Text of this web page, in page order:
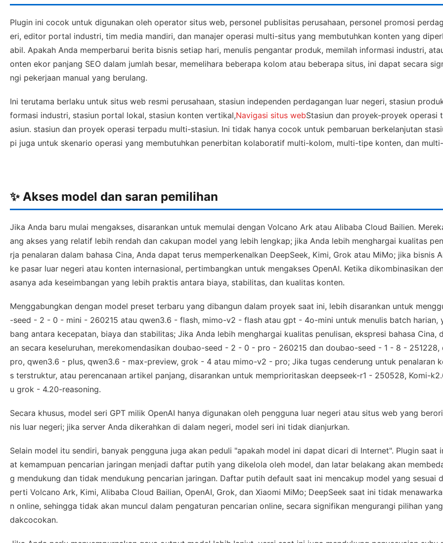
Plugin ini cocok untuk digunakan oleh operator situs web, personel publisitas perusahaan, personel promosi
eri, editor portal industri, tim media mandiri, dan manajer operasi multi-situs yang membutuhkan konten yang
abil. Apakah Anda memperbarui berita bisnis setiap hari, menulis pengantar produk, memilah informasi industri,
onten ekor panjang SEO dalam jumlah besar, memelihara beberapa kolom atau beberapa situs, ini dapat secara
ngi pekerjaan manual yang berulang.
Ini terutama berlaku untuk situs web resmi perusahaan, stasiun independen perdagangan luar negeri, stasiun
formasi industri, stasiun portal lokal, stasiun konten vertikal,Navigasi situs webStasiun dan proyek-proyek operasi
asiun. stasiun dan proyek operasi terpadu multi-stasiun. Ini tidak hanya cocok untuk pembaruan berkelanjutan
pi juga untuk skenario operasi yang membutuhkan penerbitan kolaboratif multi-kolom, multi-tipe konten, dan
✨ Akses model dan saran pemilihan
Jika Anda baru mulai mengakses, disarankan untuk memulai dengan Volcano Ark atau Alibaba Cloud Bailien.
ang akses yang relatif lebih rendah dan cakupan model yang lebih lengkap; jika Anda lebih menghargai kualitas
rja penalaran dalam bahasa Cina, Anda dapat terus memperkenalkan DeepSeek, Kimi, Grok atau MiMo; jika bisnis
ke pasar luar negeri atau konten internasional, pertimbangkan untuk mengakses OpenAI. Ketika dikombinasikan
asanya ada keseimbangan yang lebih praktis antara biaya, stabilitas, dan kualitas konten.
Menggabungkan dengan model preset terbaru yang dibangun dalam proyek saat ini, lebih disarankan untuk
-seed - 2 - 0 - mini - 260215 atau qwen3.6 - flash, mimo-v2 - flash atau gpt - 4o-mini untuk menulis batch harian,
bang antara kecepatan, biaya dan stabilitas; Jika Anda lebih menghargai kualitas penulisan, ekspresi bahasa Cina,
an secara keseluruhan, merekomendasikan doubao-seed - 2 - 0 - pro - 260215 dan doubao-seed - 1 - 8 - 251228,
pro, qwen3.6 - plus, qwen3.6 - max-preview, grok - 4 atau mimo-v2 - pro; Jika tugas cenderung untuk penalaran
s terstruktur, atau perencanaan artikel panjang, disarankan untuk memprioritaskan deepseek-r1 - 250528, Komi-
u grok - 4.20-reasoning.
Secara khusus, model seri GPT milik OpenAI hanya digunakan oleh pengguna luar negeri atau situs web yang
nis luar negeri; jika server Anda dikerahkan di dalam negeri, model seri ini tidak dianjurkan.
Selain model itu sendiri, banyak pengguna juga akan peduli "apakah model ini dapat dicari di Internet". Plugin saat
at kemampuan pencarian jaringan menjadi daftar putih yang dikelola oleh model, dan latar belakang akan
g mendukung dan tidak mendukung pencarian jaringan. Daftar putih default saat ini mencakup model yang sesuai
perti Volcano Ark, Kimi, Alibaba Cloud Bailian, OpenAI, Grok, dan Xiaomi MiMo; DeepSeek saat ini tidak
n online, sehingga tidak akan muncul dalam pengaturan pencarian online, secara signifikan mengurangi pilihan
dakcocokan.